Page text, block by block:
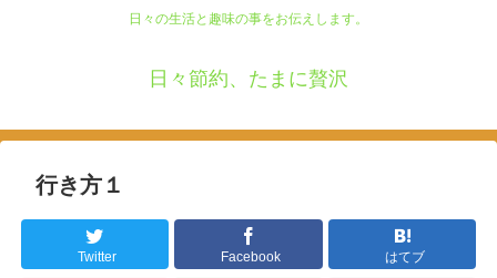
日々の生活と趣味の事をお伝えします。
日々節約、たまに贅沢
行き方１
Twitter Facebook はてブ